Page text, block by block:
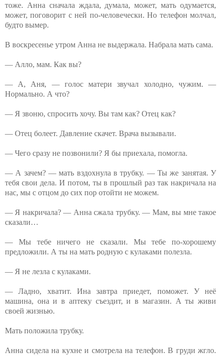
тоже. Анна сначала ждала, думала, может, мать одумается,
может, поговорит с ней по-человечески. Но телефон молчал,
будто вымер.
В воскресенье утром Анна не выдержала. Набрала мать сама.
— Алло, мам. Как вы?
— А, Аня, — голос матери звучал холодно, чужим. —
Нормально. А что?
— Я звоню, спросить хочу. Вы там как? Отец как?
— Отец болеет. Давление скачет. Врача вызывали.
— Чего сразу не позвонили? Я бы приехала, помогла.
— А зачем? — мать вздохнула в трубку. — Ты же занятая. У
тебя свои дела. И потом, ты в прошлый раз так накричала на
нас, мы с отцом до сих пор отойти не можем.
— Я накричала? — Анна сжала трубку. — Мам, вы мне такое
сказали…
— Мы тебе ничего не сказали. Мы тебе по-хорошему
предложили. А ты на мать родную с кулаками полезла.
— Я не лезла с кулаками.
— Ладно, хватит. Ина завтра приедет, поможет. У неё
машина, она и в аптеку съездит, и в магазин. А ты живи
своей жизнью.
Мать положила трубку.
Анна сидела на кухне и смотрела на телефон. В груди жгло.